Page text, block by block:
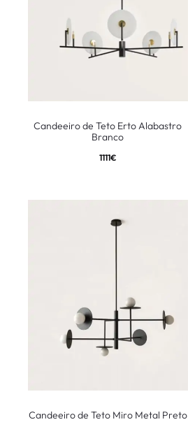
Candeeiro de Teto Erto Alabastro
Branco
1111€
Candeeiro de Teto Miro Metal Preto